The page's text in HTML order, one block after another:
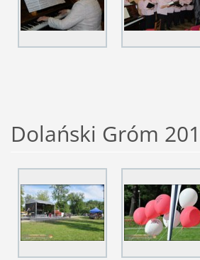
Dolański Gróm